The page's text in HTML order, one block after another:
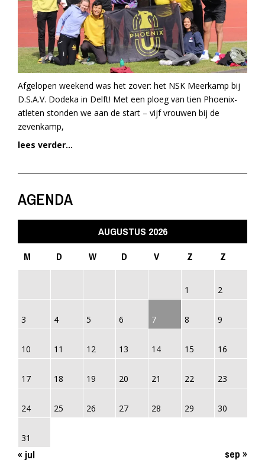
Afgelopen weekend was het zover: het NSK Meerkamp bij
D.S.A.V. Dodeka in Delft! Met een ploeg van tien Phoenix-
atleten stonden we aan de start – vijf vrouwen bij de
zevenkamp,
lees verder...
AGENDA
AUGUSTUS 2026
M
D W D V Z Z
1 2
3 4 5 6 7 8 9
10 11 12 13 14 15 16
17 18 19 20 21 22 23
24 25 26 27 28 29 30
31
« jul sep »